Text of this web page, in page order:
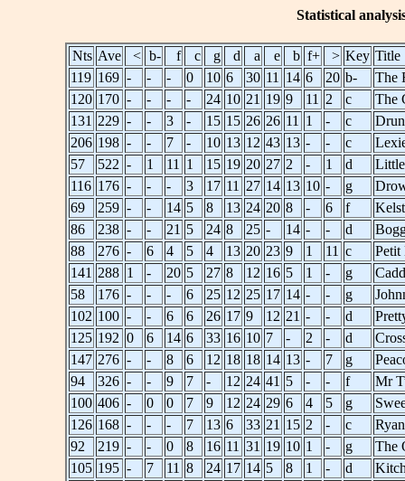
Statistical
Nts Ave < b- f c g d a e b f+ > Key Title
119 169 - - - 0 10 6 30 11 14 6 20 b-
The
120 170 - - - - 24 10 21 19 9 11 2 c
The
131 229 - - 3 - 15 15 26 26 11 1 - c
206 198 - - 7 - 10 13 12 43 13 - - c
57
522 - 1 11 1 15 19 20 27 2 - 1 d
116 176 - - - 3 17 11 27 14 13 10 - g
69
259 - - 14 5 8 13 24 20 8 - 6 f
86
238 - - 21 5 24 8 25 - 14 - - d
88
276 - 6 4 5 4 13 20 23 9 1 11 c
Petit
141 288 1 - 20 5 27 8 12 16 5 1 - g
58
176 - - - 6 25 12 25 17 14 - - g
102 100 - - 6 6 26 17 9 12 21 - - d
125 192 0 6 14 6 33 16 10 7 - 2 - d
147 276 - - 8 6 12 18 18 14 13 - 7 g
94
326 - - 9 7 - 12 24 41 5 - - f
Mr
100 406 - 0 0 7 9 12 24 29 6 4 5 g
126 168 - - - 7 13 6 33 21 15 2 - c
92
219 - - 0 8 16 11 31 19 10 1 - g
The
105 195 - 7 11 8 24 17 14 5 8 1 - d